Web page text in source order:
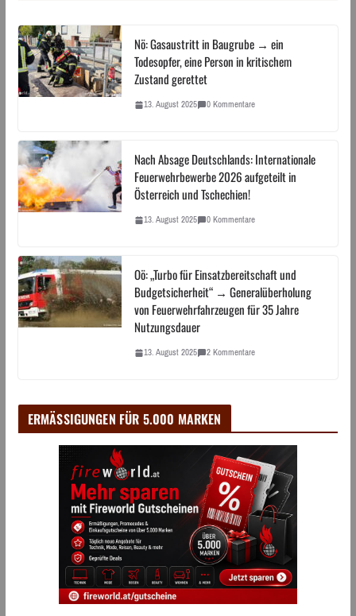
Nö: Gasaustritt in Baugrube → ein
Todesopfer, eine Person in kritischem
Zustand gerettet
13. August 2025 0 Kommentare
Nach Absage Deutschlands: Internationale
Feuerwehrbewerbe 2026 aufgeteilt in
Österreich und Tschechien!
13. August 2025 0 Kommentare
Oö: „Turbo für Einsatzbereitschaft und
Budgetsicherheit“ → Generalüberholung
von Feuerwehrfahrzeugen für 35 Jahre
Nutzungsdauer
13. August 2025 2 Kommentare
ERMÄSSIGUNGEN FÜR 5.000 MARKEN